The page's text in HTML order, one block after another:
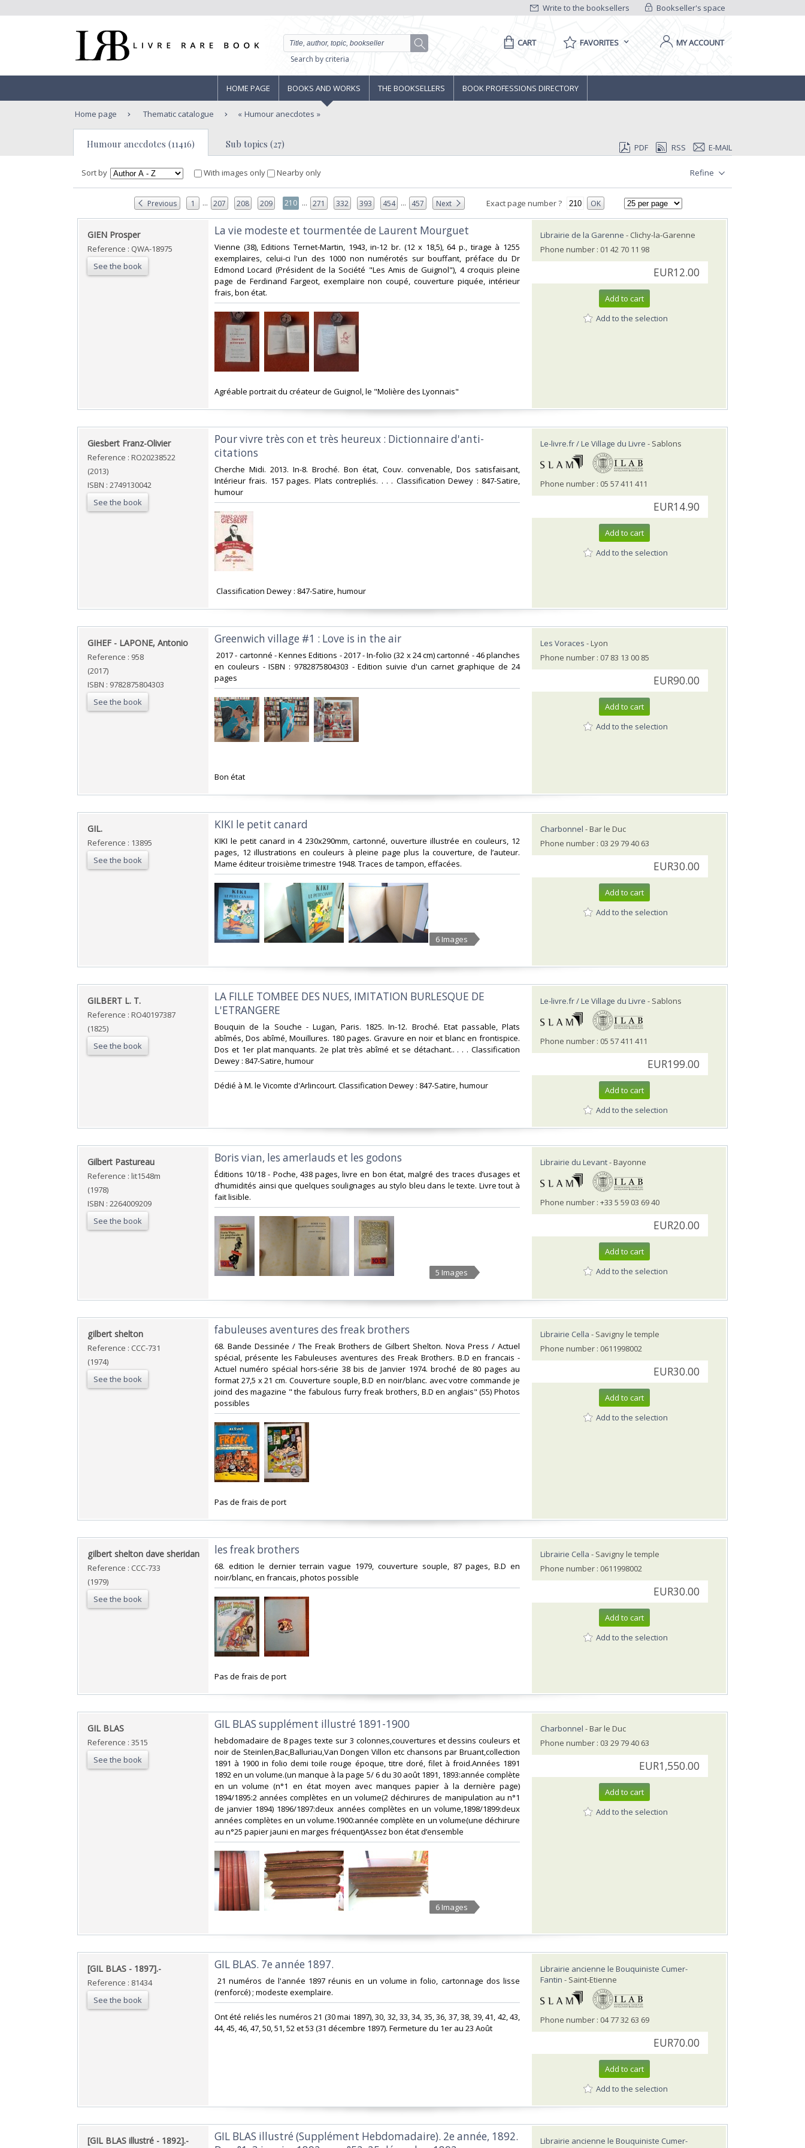
Bookseller's space
Write to the booksellers
Search by criteria
CART FAVORITES MY ACCOUNT
HOME PAGE BOOKS AND WORKS THE BOOKSELLERS BOOK PROFESSIONS DIRECTORY
Home page Thematic catalogue Humour anecdotes
Humour anecdotes (11416) Sub topics (27) PDF RSS E-MAIL
Sort by With images only Nearby only Refine
Previous 1 ... 207 208 209 210 ... 271 332 393 454 ... 457 Next Exact page number ? OK
‎GIEN Prosper ‎
Reference : QWA-18975
See the book
‎La vie modeste et tourmentée de Laurent Mourguet ‎
‎Vienne (38), Editions Ternet-Martin, 1943, in-12 br. (12 x 18,5), 64 p., tirage à 1255
exemplaires, celui-ci l'un des 1000 non numérotés sur bouffant, préface du Dr
Edmond Locard (Président de la Société "Les Amis de Guignol"), 4 croquis pleine
page de Ferdinand Fargeot, exemplaire non coupé, couverture piquée, intérieur
frais, bon état. ‎
‎Agréable portrait du créateur de Guignol, le "Molière des Lyonnais" ‎
Librairie de la Garenne - Clichy-la-Garenne
Phone number : 01 42 70 11 98
EUR12.00
Add to cart
Add to the selection
‎Giesbert Franz-Olivier‎
Reference : RO20238522
(2013)
ISBN : 2749130042
See the book
‎Pour vivre très con et très heureux : Dictionnaire d'anti-
citations‎
‎Cherche Midi. 2013. In-8. Broché. Bon état, Couv. convenable, Dos satisfaisant,
Intérieur frais. 157 pages. Plats contrepliés. . . . Classification Dewey : 847-Satire,
humour‎
‎ Classification Dewey : 847-Satire, humour‎
Le-livre.fr / Le Village du Livre - Sablons
Phone number : 05 57 411 411
EUR14.90
Add to cart
Add to the selection
‎GIHEF - LAPONE, Antonio ‎
Reference : 958
(2017)
ISBN : 9782875804303
See the book
‎Greenwich village #1 : Love is in the air‎
‎ 2017 - cartonné - Kennes Editions - 2017 - In-folio (32 x 24 cm) cartonné - 46 planches
en couleurs - ISBN : 9782875804303 - Edition suivie d'un carnet graphique de 24
pages ‎
‎Bon état ‎
Les Voraces - Lyon
Phone number : 07 83 13 00 85
EUR90.00
Add to cart
Add to the selection
‎GIL.‎
Reference : 13895
See the book
‎KIKI le petit canard‎
‎KIKI le petit canard in 4 230x290mm, cartonné, ouverture illustrée en couleurs, 12
pages, 12 illustrations en couleurs à pleine page plus la couverture, de l’auteur.
Mame éditeur troisième trimestre 1948. Traces de tampon, effacées. ‎
6 Images
Charbonnel - Bar le Duc
Phone number : 03 29 79 40 63
EUR30.00
Add to cart
Add to the selection
‎GILBERT L. T.‎
Reference : RO40197387
(1825)
See the book
‎LA FILLE TOMBEE DES NUES, IMITATION BURLESQUE DE
L'ETRANGERE‎
‎Bouquin de la Souche - Lugan, Paris. 1825. In-12. Broché. Etat passable, Plats
abîmés, Dos abîmé, Mouillures. 180 pages. Gravure en noir et blanc en frontispice.
Dos et 1er plat manquants. 2e plat très abîmé et se détachant.. . . . Classification
Dewey : 847-Satire, humour‎
‎Dédié à M. le Vicomte d'Arlincourt. Classification Dewey : 847-Satire, humour‎
Le-livre.fr / Le Village du Livre - Sablons
Phone number : 05 57 411 411
EUR199.00
Add to cart
Add to the selection
‎Gilbert Pastureau‎
Reference : lit1548m
(1978)
ISBN : 2264009209
See the book
‎Boris vian, les amerlauds et les godons‎
‎Éditions 10/18 - Poche, 438 pages, livre en bon état, malgré des traces d’usages et
d’humidités ainsi que quelques soulignages au stylo bleu dans le texte. Livre tout à
fait lisible.‎
5 Images
Librairie du Levant- Bayonne
Phone number : +33 5 59 03 69 40
EUR20.00
Add to cart
Add to the selection
‎gilbert shelton‎
Reference : CCC-731
(1974)
See the book
‎fabuleuses aventures des freak brothers‎
‎68. Bande Dessinée / The Freak Brothers de Gilbert Shelton. Nova Press / Actuel
spécial, présente les Fabuleuses aventures des Freak Brothers. B.D en francais -
Actuel numéro spécial hors-série 38 bis de Janvier 1974. broché de 80 pages au
format 27,5 x 21 cm. Couverture souple, B.D en noir/blanc. avec votre commande je
joind des magazine " the fabulous furry freak brothers, B.D en anglais" (55) Photos
possibles‎
‎Pas de frais de port‎
Librairie Cella - Savigny le temple
Phone number : 0611998002
EUR30.00
Add to cart
Add to the selection
‎gilbert shelton dave sheridan‎
Reference : CCC-733
(1979)
See the book
‎les freak brothers ‎
‎68. edition le dernier terrain vague 1979, couverture souple, 87 pages, B.D en
noir/blanc, en francais, photos possible‎
‎Pas de frais de port‎
Librairie Cella - Savigny le temple
Phone number : 0611998002
EUR30.00
Add to cart
Add to the selection
‎GIL BLAS ‎
Reference : 3515
See the book
‎GIL BLAS supplément illustré 1891-1900 ‎
‎hebdomadaire de 8 pages texte sur 3 colonnes,couvertures et dessins couleurs et
noir de Steinlen,Bac,Balluriau,Van Dongen Villon etc chansons par Bruant,collection
1891 à 1900 in folio demi toile rouge époque, titre doré, filet à froid.Années 1891
1892 en un volume.(un manque à la page 5/ 6 du 30 août 1891, 1893:année complète
en un volume (n°1 en état moyen avec manques papier à la dernière page)
1894/1895:2 années complètes en un volume(2 déchirures de manipulation au n°1
de janvier 1894) 1896/1897:deux années complètes en un volume,1898/1899:deux
années complètes en un volume.1900:année complète en un volume(une déchirure
au n°25 papier jauni en marges fréquent)Assez bon état d’ensemble ‎
6 Images
Charbonnel - Bar le Duc
Phone number : 03 29 79 40 63
EUR1,550.00
Add to cart
Add to the selection
‎[GIL BLAS - 1897].-‎
Reference : 81434
See the book
‎GIL BLAS. 7e année 1897. ‎
‎ 21 numéros de l'année 1897 réunis en un volume in folio, cartonnage dos lisse
(renforcé) ; modeste exemplaire. ‎
‎Ont été reliés les numéros 21 (30 mai 1897), 30, 32, 33, 34, 35, 36, 37, 38, 39, 41, 42, 43,
44, 45, 46, 47, 50, 51, 52 et 53 (31 décembre 1897). Fermeture du 1er au 23 Août‎
Librairie ancienne le Bouquiniste Cumer-
Fantin - Saint-Etienne
Phone number : 04 77 32 63 69
EUR70.00
Add to cart
Add to the selection
‎[GIL BLAS illustré - 1892].-‎
‎GIL BLAS illustré (Supplément Hebdomadaire). 2e année, 1892.
Librairie ancienne le Bouquiniste Cumer-